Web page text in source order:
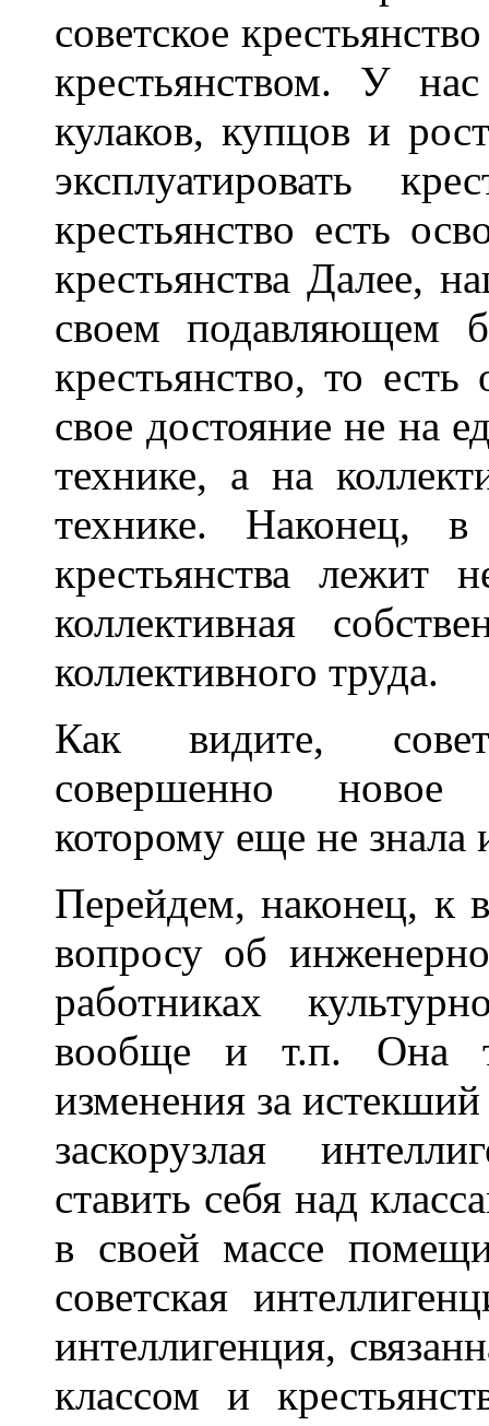
советское
крестьянством. У
кулаков, купцов и
эксплуатировать
крестьянство есть
крестьянства Далее,
своем подавляющем
крестьянство, то
свое достояние не на
технике, а на
технике. Наконец, в
крестьянства лежит
коллективная
коллективного труда.
Как видите,
совершенно новое
которому еще не знала
Перейдем, наконец, к
вопросу об
работниках
вообще и т.п. Она
изменения за
заскорузлая
ставить себя над
в своей массе
советская
интеллигенция,
классом и